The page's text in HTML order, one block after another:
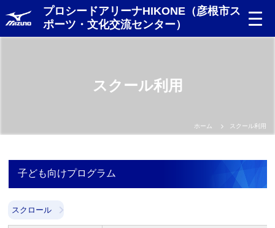
プロシードアリーナHIKONE（彦根市ス
ポーツ・文化交流センター）
スクール利用
ホーム スクール利用
子ども向けプログラム
スクロール